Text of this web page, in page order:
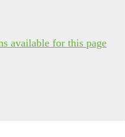
available for this page